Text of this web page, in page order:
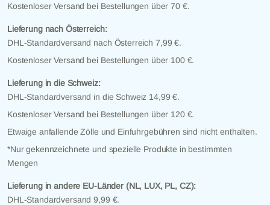
Kostenloser Versand bei Bestellungen über 70 €.
Lieferung nach Österreich:
DHL-Standardversand nach Österreich 7,99 €.
Kostenloser Versand bei Bestellungen über 100 €.
Lieferung in die Schweiz:
DHL-Standardversand in die Schweiz 14,99 €.
Kostenloser Versand bei Bestellungen über 120 €.
Etwaige anfallende Zölle und Einfuhrgebühren sind nicht enthalten.
*Nur gekennzeichnete und spezielle Produkte in bestimmten
Mengen
Lieferung in andere EU-Länder (NL, LUX, PL, CZ):
DHL-Standardversand 9,99 €.